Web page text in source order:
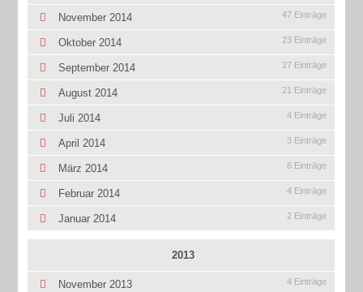
November 2014 47 Einträge
Oktober 2014 23 Einträge
September 2014 27 Einträge
August 2014 21 Einträge
Juli 2014 4 Einträge
April 2014 3 Einträge
März 2014 6 Einträge
Februar 2014 4 Einträge
Januar 2014 2 Einträge
2013
November 2013 4 Einträge